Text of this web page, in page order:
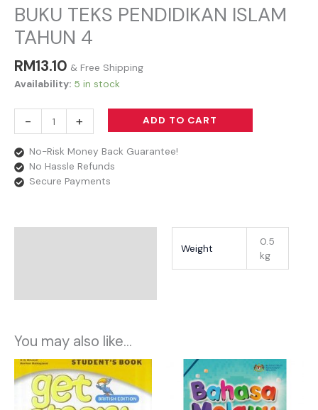
BUKU TEKS PENDIDIKAN ISLAM
TAHUN 4
RM13.10 & Free Shipping
Availability: 5 in stock
- + ADD TO CART
No-Risk Money Back Guarantee!
No Hassle Refunds
Secure Payments
Weight
0.5
kg
You may also like…